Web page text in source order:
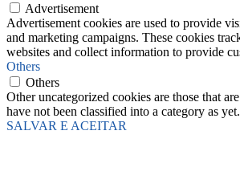
Advertisement
Advertisement cookies are used to provide
and marketing campaigns. These cookies
websites and collect information to provide
Others
Others
Other uncategorized cookies are those that
have not been classified into a category as yet.
SALVAR E ACEITAR